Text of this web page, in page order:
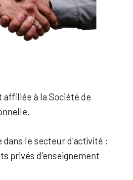
à la Société de
le secteur d'activité :
privés d'enseignement